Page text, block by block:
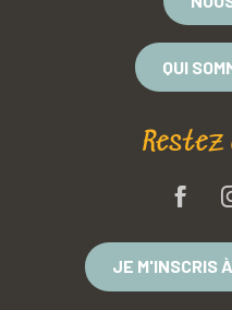
QUI
Restez
JE M'INSCRIS